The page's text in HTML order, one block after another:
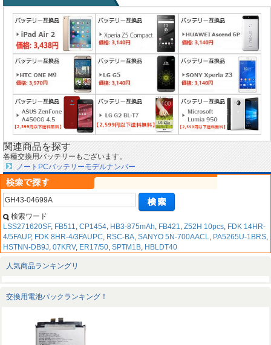
関連商品を探す
各種交換用バッテリーもございます。
ノートPCバッテリーモデルナンバー
検索ワード
LSS271620SF, FB511, CP1454, HB3-875mAh, FB421, Z52H 10pcs, FDK 14HR-
4/5FAUP, FDK 8HR-4/3FAUPC, RSC-BA, SANYO 5N-700AACL, PA5265U-1BRS,
HSTNN-DB9J, 07KRV, ER17/50, SPTM1B, HBLDT40
人気商品ランキングリ
交換用電池パックランキング！